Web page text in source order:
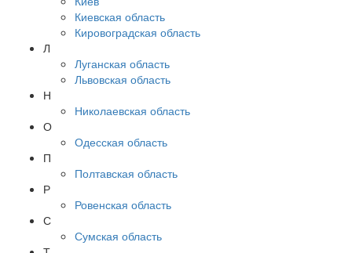
Киевская область
Кировоградская область
Л
Луганская область
Львовская область
Н
Николаевская область
О
Одесская область
П
Полтавская область
Р
Ровенская область
С
Сумская область